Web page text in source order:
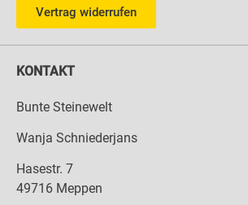
Vertrag widerrufen
KONTAKT
Bunte Steinewelt
Wanja Schniederjans
Hasestr. 7
49716 Meppen